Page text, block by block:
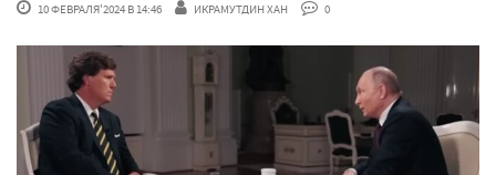
10 ФЕВРАЛЯ'2024 В 14:46 ИКРАМУТДИН ХАН 0